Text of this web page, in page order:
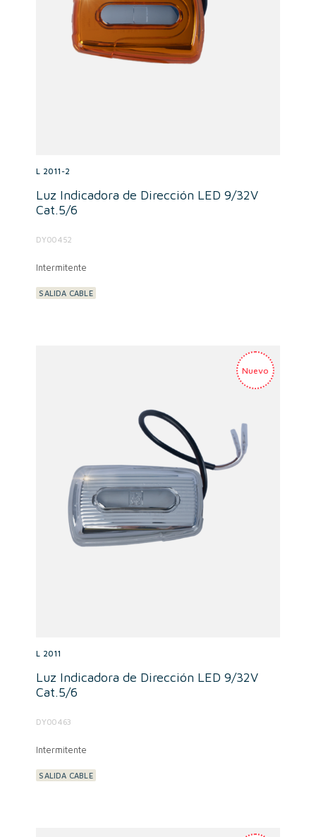
L 2011-2
Luz Indicadora de Dirección LED 9/32V
Cat.5/6
DY00452
Intermitente
SALIDA CABLE
L 2011
Luz Indicadora de Dirección LED 9/32V
Cat.5/6
DY00463
Intermitente
SALIDA CABLE